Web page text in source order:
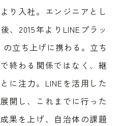
り入社。エンジニアとし
、2015年よりLINEプラッ
の立ち上げに携わる。立ち
終わる関係ではなく、継
に注力。LINEを活用した
開し、これまでに行った
果を上げ、自治体の課題